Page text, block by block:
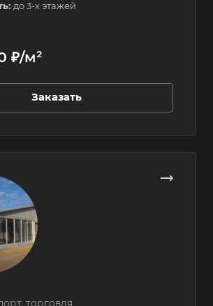
до 3-х этажей
₽/м²
Заказать
торговля